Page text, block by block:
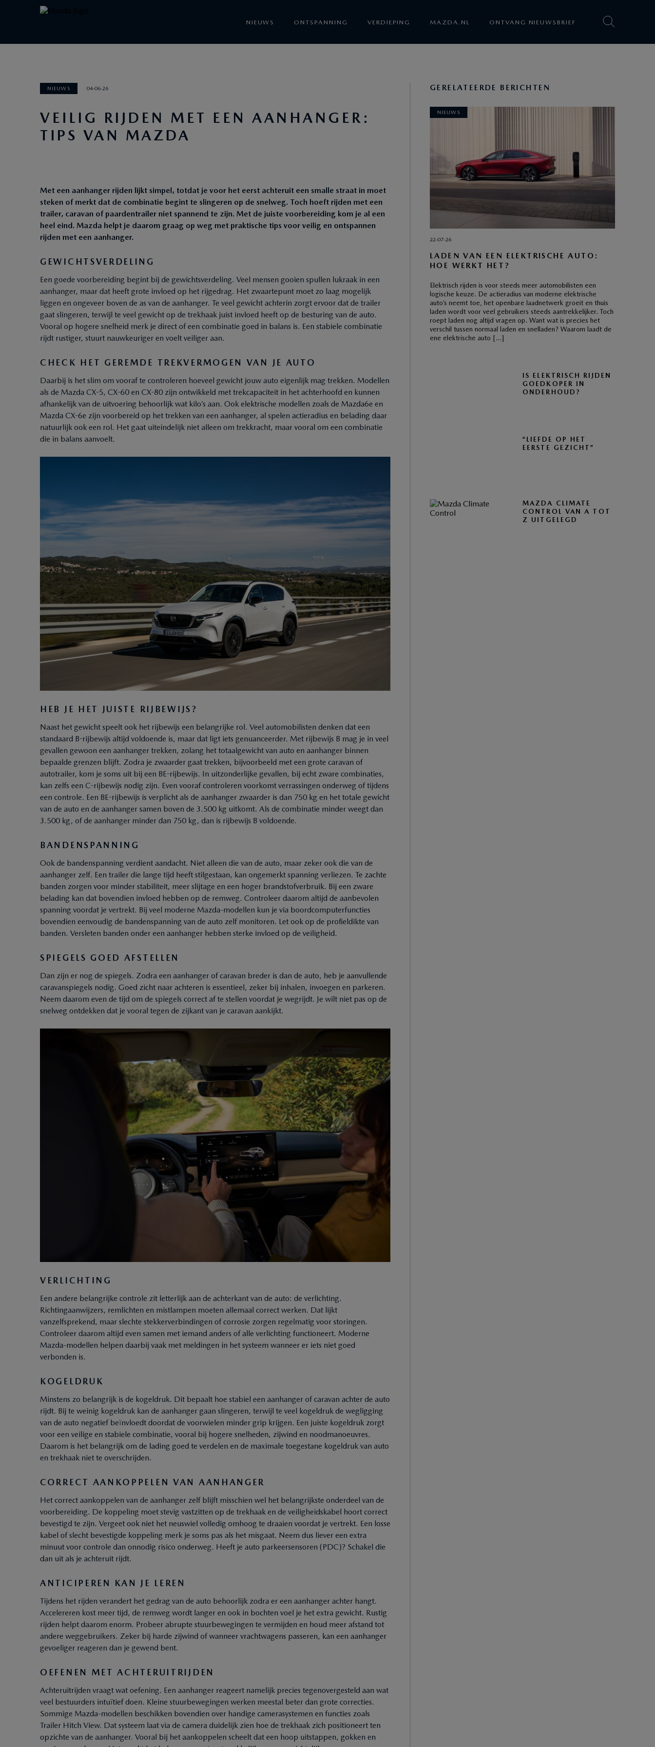
NIEUWS ONTSPANNING VERDIEPING MAZDA.NL ONTVANG NIEUWSBRIEF
NIEUWS 04-06-26
VEILIG RIJDEN MET EEN AANHANGER:
TIPS VAN MAZDA
Met een aanhanger rijden lijkt simpel, totdat je voor het eerst achteruit een smalle straat in moet
steken of merkt dat de combinatie begint te slingeren op de snelweg. Toch hoeft rijden met een
trailer, caravan of paardentrailer niet spannend te zijn. Met de juiste voorbereiding kom je al een
heel eind. Mazda helpt je daarom graag op weg met praktische tips voor veilig en ontspannen
rijden met een aanhanger.
GEWICHTSVERDELING
Een goede voorbereiding begint bij de gewichtsverdeling. Veel mensen gooien spullen lukraak in een
aanhanger, maar dat heeft grote invloed op het rijgedrag. Het zwaartepunt moet zo laag mogelijk
liggen en ongeveer boven de as van de aanhanger. Te veel gewicht achterin zorgt ervoor dat de trailer
gaat slingeren, terwijl te veel gewicht op de trekhaak juist invloed heeft op de besturing van de auto.
Vooral op hogere snelheid merk je direct of een combinatie goed in balans is. Een stabiele combinatie
rijdt rustiger, stuurt nauwkeuriger en voelt veiliger aan.
CHECK HET GEREMDE TREKVERMOGEN VAN JE AUTO
Daarbij is het slim om vooraf te controleren hoeveel gewicht jouw auto eigenlijk mag trekken. Modellen
als de Mazda CX-5, CX-60 en CX-80 zijn ontwikkeld met trekcapaciteit in het achterhoofd en kunnen
afhankelijk van de uitvoering behoorlijk wat kilo’s aan. Ook elektrische modellen zoals de Mazda6e en
Mazda CX-6e zijn voorbereid op het trekken van een aanhanger, al spelen actieradius en belading daar
natuurlijk ook een rol. Het gaat uiteindelijk niet alleen om trekkracht, maar vooral om een combinatie
die in balans aanvoelt.
HEB JE HET JUISTE RIJBEWIJS?
Naast het gewicht speelt ook het rijbewijs een belangrijke rol. Veel automobilisten denken dat een
standaard B-rijbewijs altijd voldoende is, maar dat ligt iets genuanceerder. Met rijbewijs B mag je in veel
gevallen gewoon een aanhanger trekken, zolang het totaalgewicht van auto en aanhanger binnen
bepaalde grenzen blijft. Zodra je zwaarder gaat trekken, bijvoorbeeld met een grote caravan of
autotrailer, kom je soms uit bij een BE-rijbewijs. In uitzonderlijke gevallen, bij echt zware combinaties,
kan zelfs een C-rijbewijs nodig zijn. Even vooraf controleren voorkomt verrassingen onderweg of tijdens
een controle. Een BE-rijbewijs is verplicht als de aanhanger zwaarder is dan 750 kg en het totale gewicht
van de auto en de aanhanger samen boven de 3.500 kg uitkomt. Als de combinatie minder weegt dan
3.500 kg, of de aanhanger minder dan 750 kg, dan is rijbewijs B voldoende.
BANDENSPANNING
Ook de bandenspanning verdient aandacht. Niet alleen die van de auto, maar zeker ook die van de
aanhanger zelf. Een trailer die lange tijd heeft stilgestaan, kan ongemerkt spanning verliezen. Te zachte
banden zorgen voor minder stabiliteit, meer slijtage en een hoger brandstofverbruik. Bij een zware
belading kan dat bovendien invloed hebben op de remweg. Controleer daarom altijd de aanbevolen
spanning voordat je vertrekt. Bij veel moderne Mazda-modellen kun je via boordcomputerfuncties
bovendien eenvoudig de bandenspanning van de auto zelf monitoren. Let ook op de profieldikte van
banden. Versleten banden onder een aanhanger hebben sterke invloed op de veiligheid.
SPIEGELS GOED AFSTELLEN
Dan zijn er nog de spiegels. Zodra een aanhanger of caravan breder is dan de auto, heb je aanvullende
caravanspiegels nodig. Goed zicht naar achteren is essentieel, zeker bij inhalen, invoegen en parkeren.
Neem daarom even de tijd om de spiegels correct af te stellen voordat je wegrijdt. Je wilt niet pas op de
snelweg ontdekken dat je vooral tegen de zijkant van je caravan aankijkt.
VERLICHTING
Een andere belangrijke controle zit letterlijk aan de achterkant van de auto: de verlichting.
Richtingaanwijzers, remlichten en mistlampen moeten allemaal correct werken. Dat lijkt
vanzelfsprekend, maar slechte stekkerverbindingen of corrosie zorgen regelmatig voor storingen.
Controleer daarom altijd even samen met iemand anders of alle verlichting functioneert. Moderne
Mazda-modellen helpen daarbij vaak met meldingen in het systeem wanneer er iets niet goed
verbonden is.
KOGELDRUK
Minstens zo belangrijk is de kogeldruk. Dit bepaalt hoe stabiel een aanhanger of caravan achter de auto
rijdt. Bij te weinig kogeldruk kan de aanhanger gaan slingeren, terwijl te veel kogeldruk de wegligging
van de auto negatief beïnvloedt doordat de voorwielen minder grip krijgen. Een juiste kogeldruk zorgt
voor een veilige en stabiele combinatie, vooral bij hogere snelheden, zijwind en noodmanoeuvres.
Daarom is het belangrijk om de lading goed te verdelen en de maximale toegestane kogeldruk van auto
en trekhaak niet te overschrijden.
CORRECT AANKOPPELEN VAN AANHANGER
Het correct aankoppelen van de aanhanger zelf blijft misschien wel het belangrijkste onderdeel van de
voorbereiding. De koppeling moet stevig vastzitten op de trekhaak en de veiligheidskabel hoort correct
bevestigd te zijn. Vergeet ook niet het neuswiel volledig omhoog te draaien voordat je vertrekt. Een losse
kabel of slecht bevestigde koppeling merk je soms pas als het misgaat. Neem dus liever een extra
minuut voor controle dan onnodig risico onderweg. Heeft je auto parkeersensoren (PDC)? Schakel die
dan uit als je achteruit rijdt.
ANTICIPEREN KAN JE LEREN
Tijdens het rijden verandert het gedrag van de auto behoorlijk zodra er een aanhanger achter hangt.
Accelereren kost meer tijd, de remweg wordt langer en ook in bochten voel je het extra gewicht. Rustig
rijden helpt daarom enorm. Probeer abrupte stuurbewegingen te vermijden en houd meer afstand tot
andere weggebruikers. Zeker bij harde zijwind of wanneer vrachtwagens passeren, kan een aanhanger
gevoeliger reageren dan je gewend bent.
OEFENEN MET ACHTERUITRIJDEN
Achteruitrijden vraagt wat oefening. Een aanhanger reageert namelijk precies tegenovergesteld aan wat
veel bestuurders intuïtief doen. Kleine stuurbewegingen werken meestal beter dan grote correcties.
Sommige Mazda-modellen beschikken bovendien over handige camerasystemen en functies zoals
Trailer Hitch View. Dat systeem laat via de camera duidelijk zien hoe de trekhaak zich positioneert ten
opzichte van de aanhanger. Vooral bij het aankoppelen scheelt dat een hoop uitstappen, gokken en
GERELATEERDE BERICHTEN
NIEUWS
22-07-26
LADEN VAN EEN ELEKTRISCHE AUTO:
HOE WERKT HET?
Elektrisch rijden is voor steeds meer automobilisten een
logische keuze. De actieradius van moderne elektrische
auto’s neemt toe, het openbare laadnetwerk groeit en thuis
laden wordt voor veel gebruikers steeds aantrekkelijker. Toch
roept laden nog altijd vragen op. Want wat is precies het
verschil tussen normaal laden en snelladen? Waarom laadt de
ene elektrische auto […]
IS ELEKTRISCH RIJDEN
GOEDKOPER IN
ONDERHOUD?
“LIEFDE OP HET
EERSTE GEZICHT”
MAZDA CLIMATE
CONTROL VAN A TOT
Z UITGELEGD